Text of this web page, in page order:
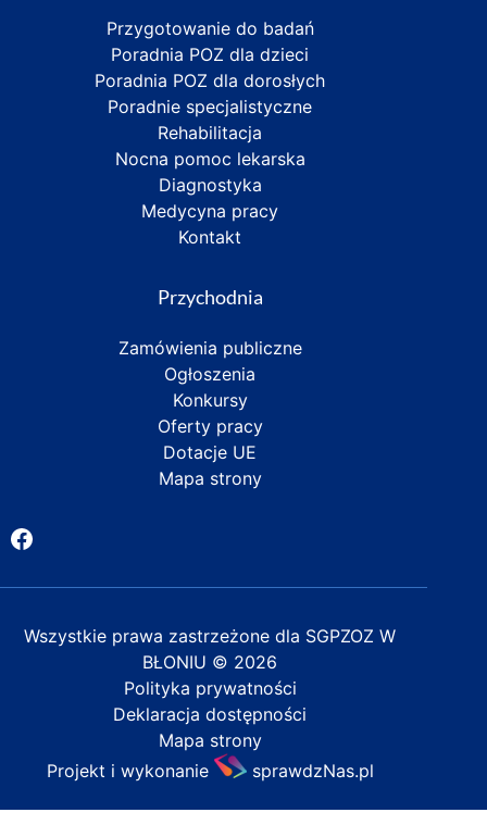
Przygotowanie do badań
Poradnia POZ dla dzieci
Poradnia POZ dla dorosłych
Poradnie specjalistyczne
Rehabilitacja
Nocna pomoc lekarska
Diagnostyka
Medycyna pracy
Kontakt
Przychodnia
Zamówienia publiczne
Ogłoszenia
Konkursy
Oferty pracy
Dotacje UE
Mapa strony
Facebook
Wszystkie prawa zastrzeżone dla SGPZOZ W
BŁONIU © 2026
Polityka prywatności
Deklaracja dostępności
Mapa strony
Projekt i wykonanie
sprawdzNas.pl